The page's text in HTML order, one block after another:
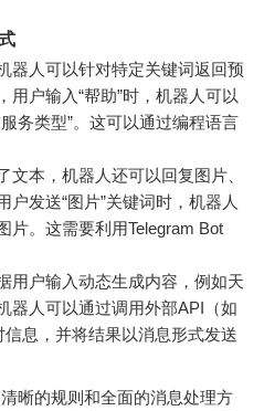
器人可以针对特定关键词返回预
用户输入“帮助”时，机器人可以
务类型”。这可以通过编程语言
文本，机器人还可以回复图片、
户发送“图片”关键词时，机器人
片。这需要利用Telegram Bot
用户输入动态生成内容，例如天
器人可以通过调用外部API（如
息，并将结果以消息形式发送
晰的规则和全面的消息处理方